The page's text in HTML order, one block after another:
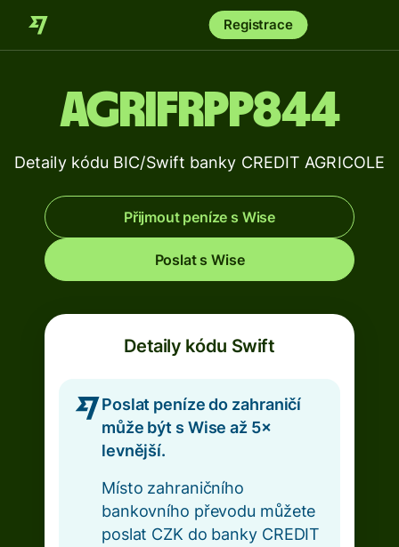
Registrace
AGRIFRPP844
Detaily kódu BIC/Swift banky CREDIT AGRICOLE
Přijmout peníze s Wise
Poslat s Wise
Detaily kódu Swift
Poslat peníze do zahraničí
může být s Wise až 5×
levnější.
Místo zahraničního
bankovního převodu můžete
poslat CZK do banky CREDIT